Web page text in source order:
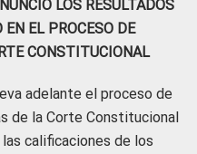
LOS RESULTADOS
EL PROCESO DE
CONSTITUCIONAL
adelante el proceso de
de la Corte Constitucional
calificaciones de los